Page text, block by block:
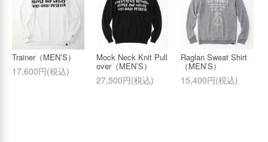
Trainer（MEN’S）
17,600円(税込)
Mock Neck Knit Pull
over（MEN’S）
27,500円(税込)
Raglan Sweat Shirt
（MEN’S）
15,400円(税込)